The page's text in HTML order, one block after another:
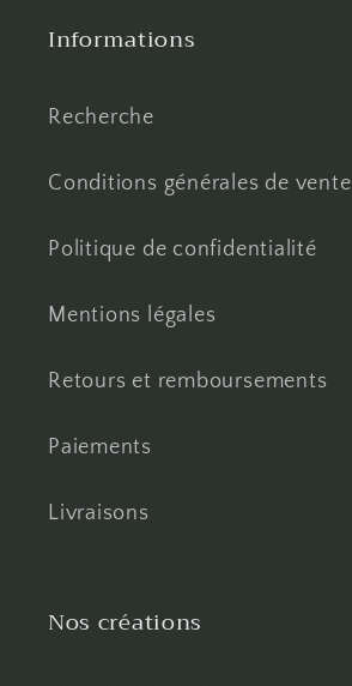
Informations
Recherche
Conditions générales de vente
Politique de confidentialité
Mentions légales
Retours et remboursements
Paiements
Livraisons
Nos créations